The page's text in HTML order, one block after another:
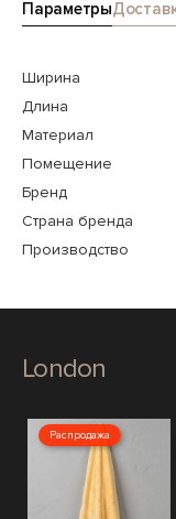
Параметры
Ширина
Длина
Материал
Помещение
Бренд
Страна бренда
Производство
London
Распродажа